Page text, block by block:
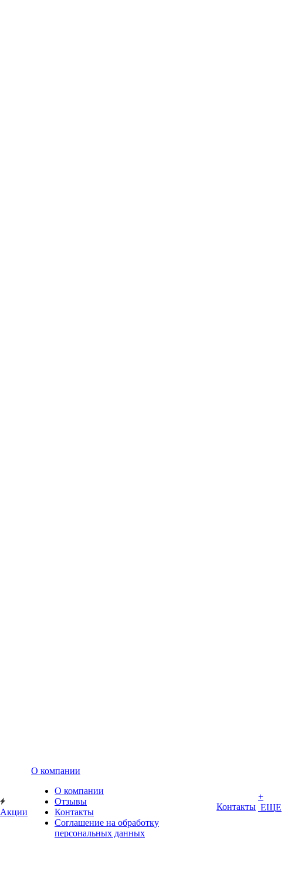
Акции
О компании
О компании
Отзывы
Контакты
Соглашение на обработку
персональных данных
Контакты
+
ЕЩЕ